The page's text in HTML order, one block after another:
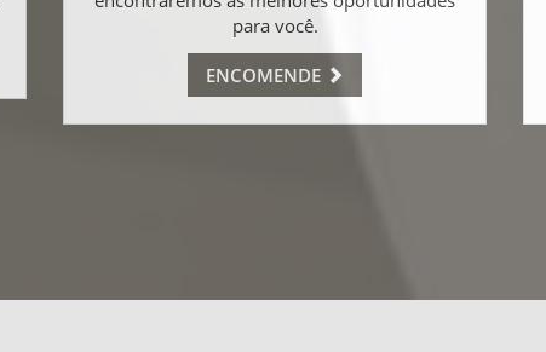
para você.
ENCOMENDE